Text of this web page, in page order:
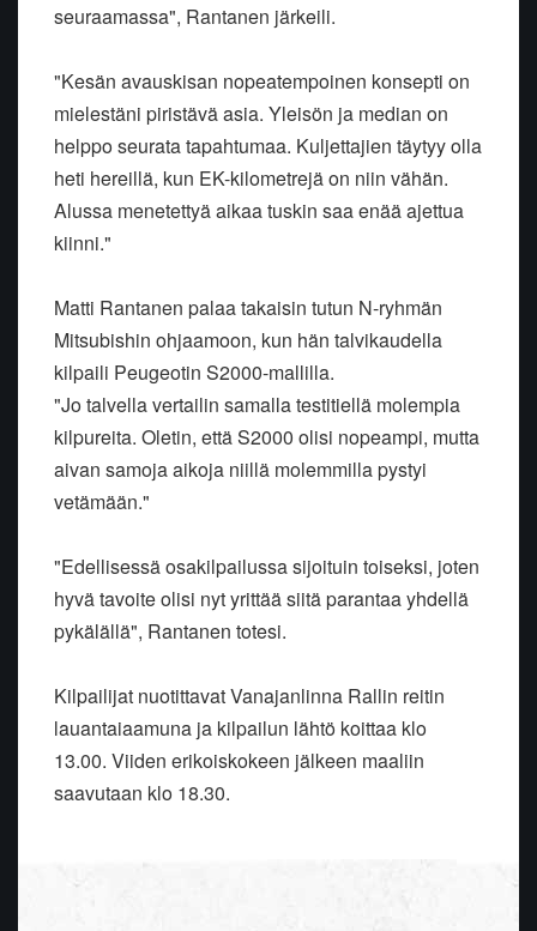
seuraamassa", Rantanen järkeili.
"Kesän avauskisan nopeatempoinen konsepti on
mielestäni piristävä asia. Yleisön ja median on
helppo seurata tapahtumaa. Kuljettajien täytyy olla
heti hereillä, kun EK-kilometrejä on niin vähän.
Alussa menetettyä aikaa tuskin saa enää ajettua
kiinni."
Matti Rantanen palaa takaisin tutun N-ryhmän
Mitsubishin ohjaamoon, kun hän talvikaudella
kilpaili Peugeotin S2000-mallilla.
"Jo talvella vertailin samalla testitiellä molempia
kilpureita. Oletin, että S2000 olisi nopeampi, mutta
aivan samoja aikoja niillä molemmilla pystyi
vetämään."
"Edellisessä osakilpailussa sijoituin toiseksi, joten
hyvä tavoite olisi nyt yrittää siitä parantaa yhdellä
pykälällä", Rantanen totesi.
Kilpailijat nuotittavat Vanajanlinna Rallin reitin
lauantaiaamuna ja kilpailun lähtö koittaa klo
13.00. Viiden erikoiskokeen jälkeen maaliin
saavutaan klo 18.30.